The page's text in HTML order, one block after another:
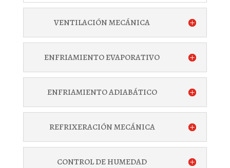
VENTILACIÓN MECÁNICA
ENFRIAMIENTO EVAPORATIVO
ENFRIAMIENTO ADIABÁTICO
REFRIXERACIÓN MECÁNICA
CONTROL DE HUMEDAD